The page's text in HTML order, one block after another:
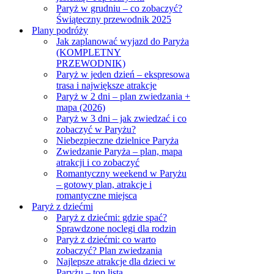
Paryż w grudniu – co zobaczyć?
Świąteczny przewodnik 2025
Plany podróży
Jak zaplanować wyjazd do Paryża
(KOMPLETNY
PRZEWODNIK)
Paryż w jeden dzień – ekspresowa
trasa i największe atrakcje
Paryż w 2 dni – plan zwiedzania +
mapa (2026)
Paryż w 3 dni – jak zwiedzać i co
zobaczyć w Paryżu?
Niebezpieczne dzielnice Paryża
Zwiedzanie Paryża – plan, mapa
atrakcji i co zobaczyć
Romantyczny weekend w Paryżu
– gotowy plan, atrakcje i
romantyczne miejsca
Paryż z dziećmi
Paryż z dziećmi: gdzie spać?
Sprawdzone noclegi dla rodzin
Paryż z dziećmi: co warto
zobaczyć? Plan zwiedzania
Najlepsze atrakcje dla dzieci w